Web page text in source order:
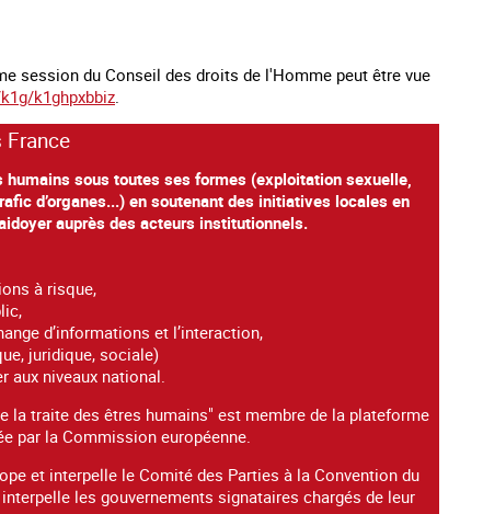
session du Conseil des droits de l'Homme peut être vue
k1ghpxbbiz
France
sous toutes ses formes (exploitation sexuelle,
d’organes...) en soutenant des initiatives locales en
auprès des acteurs institutionnels.
à risque,
d’informations et l’interaction,
juridique, sociale)
aux niveaux national.
la traite des êtres humains" est membre de la plateforme
par la Commission européenne.
et interpelle le Comité des Parties à la Convention du
les gouvernements signataires chargés de leur